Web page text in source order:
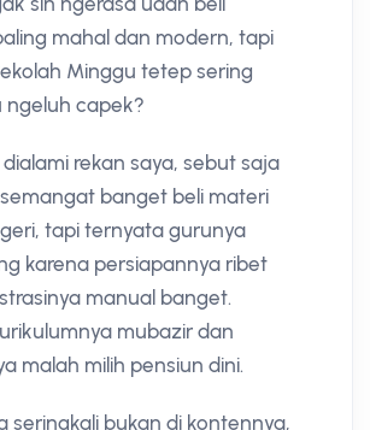
mahal dan modern, tapi
Minggu tetep sering
ngeluh capek?
dialami rekan saya, sebut saja
semangat banget beli materi
tapi ternyata gurunya
karena persiapannya ribet
manual banget.
mubazir dan
malah milih pensiun dini.
seringkali bukan di kontennya,